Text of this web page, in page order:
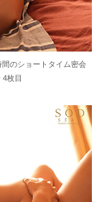
のショートタイム密会
枚目